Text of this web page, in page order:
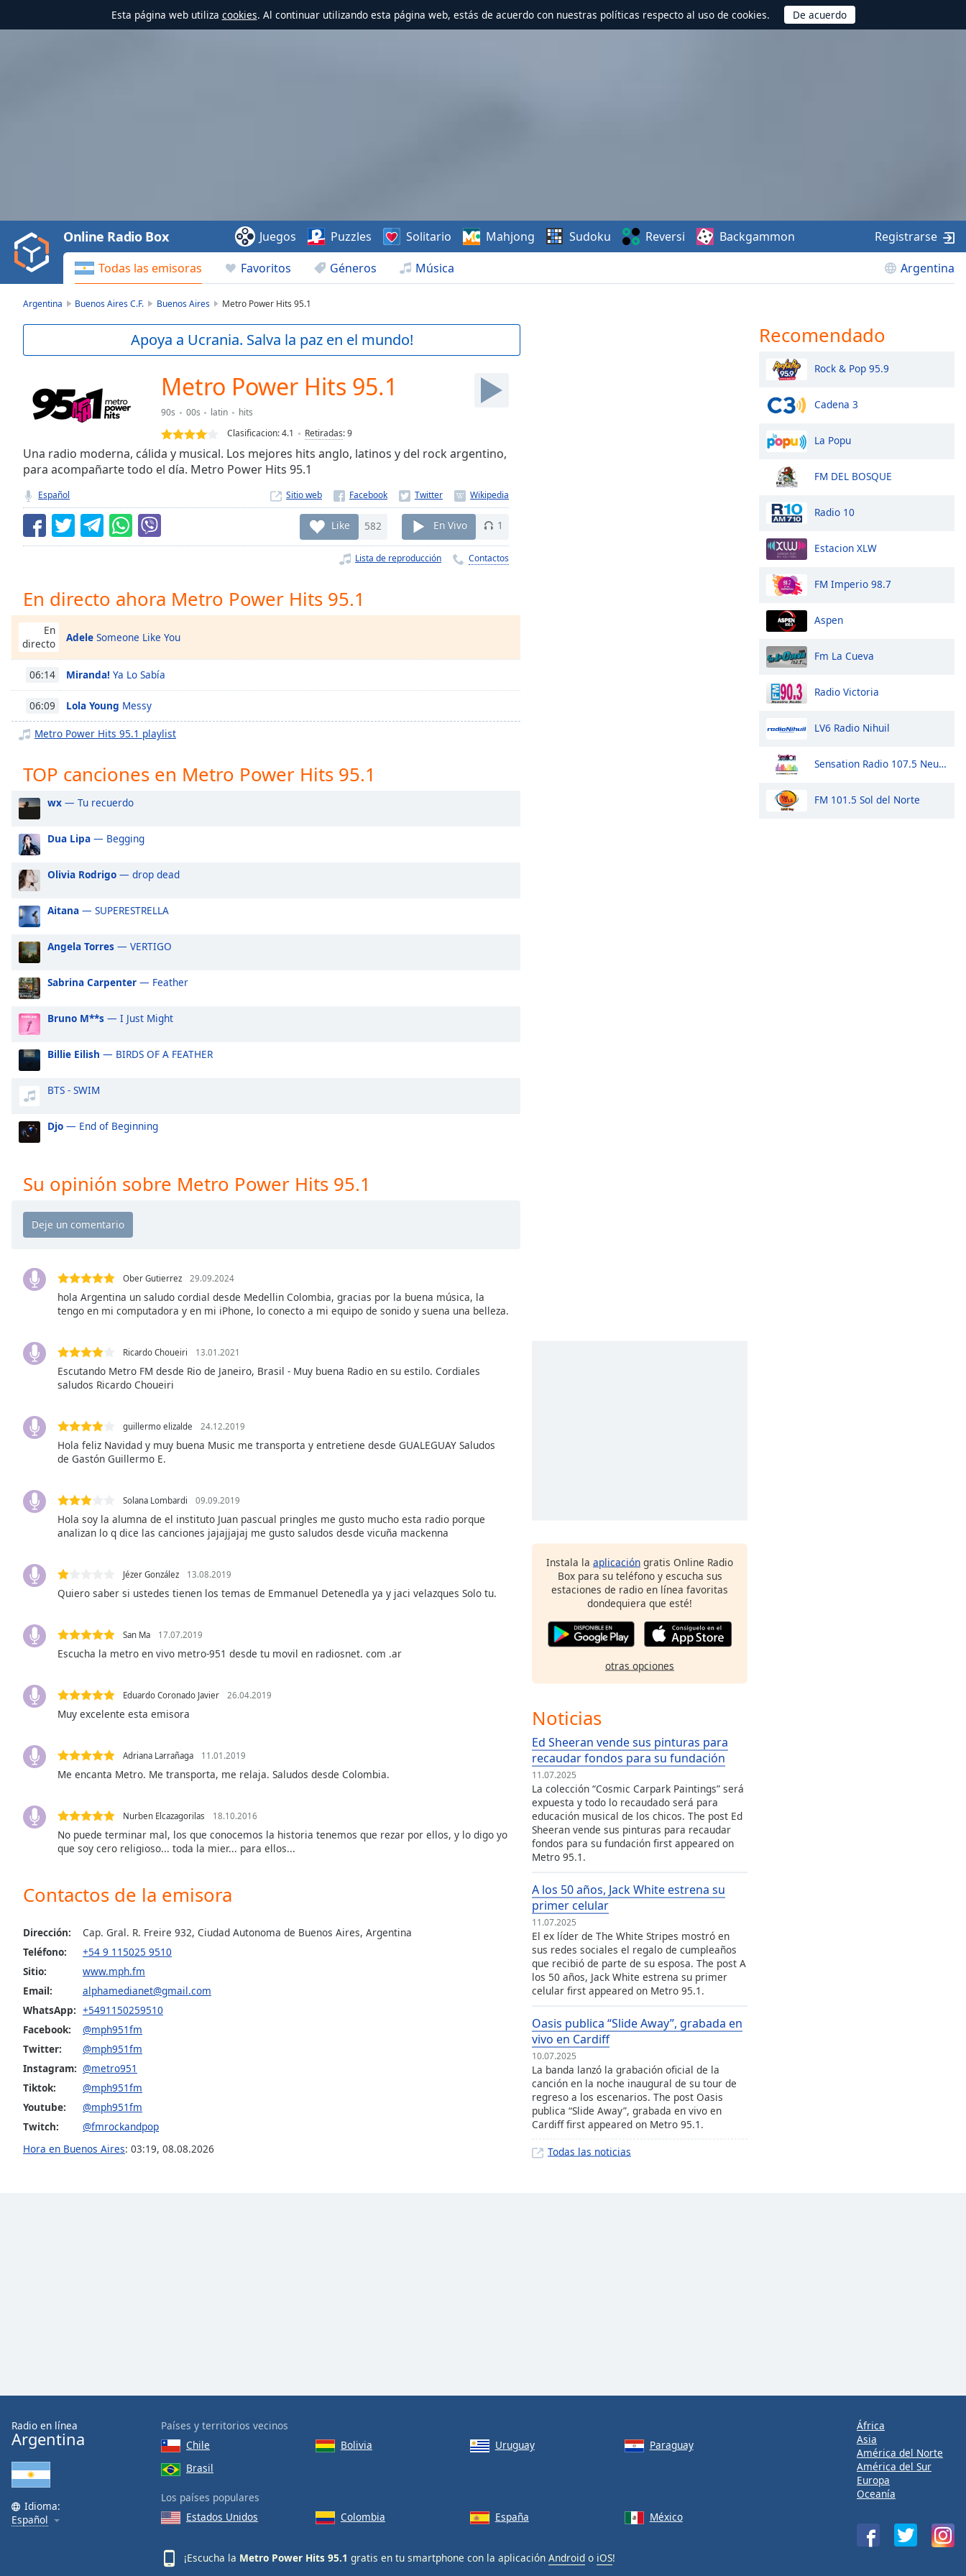
Esta página web utiliza cookies. Al continuar utilizando esta página web, estás de acuerdo con nuestras políticas respecto al uso de cookies.
Video
Play
Backward
Skip
Current
Loaded:
TypeLIVE
Seek to
currently
behind
LIVE
Remaining
Time-
Playback
Rate
Chapters
Chapters
Descriptions
descriptions
subtitles
settings
opens
settings
dialog
subtitles
off
selected
Track
Picture-
in-
Picture
Fullscreen
window.
dialog
window.
Escape
close
Color
Background
Caption
Area
Background
Font
Edge
Reset
Done
Modal
dialog
window.
Todas las emisoras Favoritos Géneros Música Argentina
Online Radio Box Juegos Puzzles Solitario Mahjong Sudoku Reversi Backgammon Registrarse
Argentina Buenos Aires C.F. Buenos Aires Metro Power Hits 95.1
Apoya a Ucrania. Salva la paz en el mundo!
Metro Power Hits 95.1
90s 00s latin
hits
Clasificacion:4.1 Retiradas:9
Una radio moderna, cálida y musical. Los mejores hits anglo, latinos y del rock argentino,
para acompañarte todo el día. Metro Power Hits 95.1
Español Sitio web
Like 582 En Vivo 1
Lista de reproducción Contactos
En directo ahora Metro Power Hits 95.1
En
directo
Adele Someone Like You
06:14 Miranda! Ya Lo Sabía
06:09 Lola Young Messy
Metro Power Hits 95.1 playlist
TOP canciones en Metro Power Hits 95.1
wx — Tu recuerdo
Dua Lipa — Begging
Olivia Rodrigo — drop dead
Aitana — SUPERESTRELLA
Angela Torres — VERTIGO
Sabrina Carpenter — Feather
Bruno M**s — I Just Might
Billie Eilish — BIRDS OF A FEATHER
BTS - SWIM
Djo — End of Beginning
Su opinión sobre Metro Power Hits 95.1
Ober Gutierrez 29.09.2024
hola Argentina un saludo cordial desde Medellin Colombia, gracias por la buena música, la
tengo en mi computadora y en mi iPhone, lo conecto a mi equipo de sonido y suena una belleza.
Ricardo Choueiri 13.01.2021
Escutando Metro FM desde Rio de Janeiro, Brasil - Muy buena Radio en su estilo. Cordiales
saludos Ricardo Choueiri
guillermo elizalde 24.12.2019
Hola feliz Navidad y muy buena Music me transporta y entretiene desde GUALEGUAY Saludos
de Gastón Guillermo E.
Solana Lombardi 09.09.2019
Hola soy la alumna de el instituto Juan pascual pringles me gusto mucho esta radio porque
analizan lo q dice las canciones jajajjajaj me gusto saludos desde vicuña mackenna
Jézer González 13.08.2019
Quiero saber si ustedes tienen los temas de Emmanuel Detenedla ya y jaci velazques Solo tu.
San Ma 17.07.2019
Escucha la metro en vivo metro-951 desde tu movil en radiosnet. com .ar
Eduardo Coronado Javier 26.04.2019
Muy excelente esta emisora
Adriana Larrañaga 11.01.2019
Me encanta Metro. Me transporta, me relaja. Saludos desde Colombia.
Nurben Elcazagorilas 18.10.2016
No puede terminar mal, los que conocemos la historia tenemos que rezar por ellos, y lo digo yo
que soy cero religioso... toda la mier... para ellos...
Contactos de la emisora
Dirección:
Cap. Gral. R. Freire 932, Ciudad Autonoma de Buenos Aires, Argentina
Teléfono:
+54 9 115025 9510
Sitio:
www.mph.fm
Email:
alphamedianet@gmail.com
WhatsApp: +5491150259510
Facebook:
@mph951fm
Twitter:
@mph951fm
Instagram: @metro951
Tiktok:
@mph951fm
Youtube:
@mph951fm
Twitch:
@fmrockandpop
Hora en Buenos Aires: 03:19, 08.08.2026
Instala la aplicación gratis Online Radio
Box para su teléfono y escucha sus
estaciones de radio en línea favoritas
dondequiera que esté!
otras opciones
Noticias
Ed Sheeran vende sus pinturas para
recaudar fondos para su fundación
11.07.2025
La colección “Cosmic Carpark Paintings” será
expuesta y todo lo recaudado será para
educación musical de los chicos. The post Ed
Sheeran vende sus pinturas para recaudar
fondos para su fundación first appeared on
Metro 95.1.
A los 50 años, Jack White estrena su
primer celular
11.07.2025
El ex líder de The White Stripes mostró en
sus redes sociales el regalo de cumpleaños
que recibió de parte de su esposa. The post A
los 50 años, Jack White estrena su primer
celular first appeared on Metro 95.1.
Oasis publica “Slide Away”, grabada en
vivo en Cardiff
10.07.2025
La banda lanzó la grabación oficial de la
canción en la noche inaugural de su tour de
regreso a los escenarios. The post Oasis
publica “Slide Away”, grabada en vivo en
Cardiff first appeared on Metro 95.1.
Todas las noticias
Recomendado
Rock & Pop 95.9
Cadena 3
La Popu
FM DEL BOSQUE
Radio 10
Estacion XLW
FM Imperio 98.7
Aspen
Fm La Cueva
Radio Victoria
LV6 Radio Nihuil
Sensation Radio 107.5 Neuquen
FM 101.5 Sol del Norte
Radio en línea
Argentina
Idioma:
Español
Países y territorios vecinos
Chile
Bolivia Uruguay
Paraguay
Brasil
Los países populares
Estados Unidos
Colombia España México
¡Escucha la Metro Power Hits 95.1 gratis en tu smartphone con la aplicación Android o iOS!
África
Asia
América del Norte
América del Sur
Europa
Oceanía